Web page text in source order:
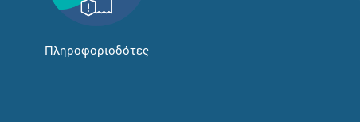
Πληροφοριοδότες